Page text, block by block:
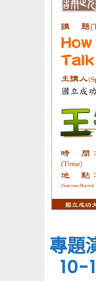
專題
10-